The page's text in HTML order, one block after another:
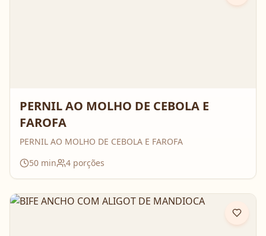
PERNIL AO MOLHO DE CEBOLA E
FAROFA
PERNIL AO MOLHO DE CEBOLA E FAROFA
50 min 4 porções